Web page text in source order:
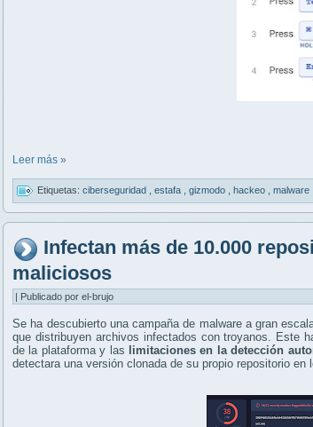
Leer más »
Etiquetas: ciberseguridad estafa gizmodo hackeo malware
Infectan más de 10.000
maliciosos
| Publicado por el-brujo
Se ha descubierto una campaña de malware a gran
que distribuyen archivos infectados con troyanos. Este
de la plataforma y las
limitaciones en la detección
detectara una versión clonada de su propio repositorio en